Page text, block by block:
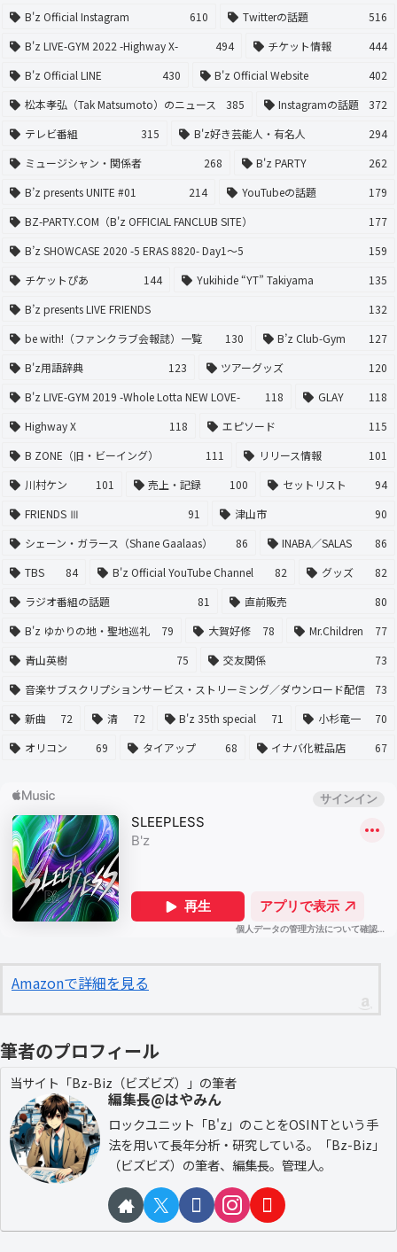
B'z Official Instagram
610 Twitterの話題
516
B'z LIVE-GYM 2022 -Highway X-
494 チケット情報
444
B'z Official LINE
430 B'z Official Website
402
松本孝弘（Tak Matsumoto）のニュース
385 Instagramの話題
372
テレビ番組
315 B'z好き芸能人・有名人
294
ミュージシャン・関係者
268 B'z PARTY
262
B’z presents UNITE #01
214 YouTubeの話題
179
BZ-PARTY.COM（B'z OFFICIAL FANCLUB SITE）
177
B’z SHOWCASE 2020 -5 ERAS 8820- Day1〜5
159
チケットぴあ
144 Yukihide “YT” Takiyama
135
B’z presents LIVE FRIENDS
132
be with!（ファンクラブ会報誌）一覧
130 B’z Club-Gym
127
B'z用語辞典
123 ツアーグッズ
120
B'z LIVE-GYM 2019 -Whole Lotta NEW LOVE-
118 GLAY
118
Highway X
118 エピソード
115
B ZONE（旧・ビーイング）
111 リリース情報
101
川村ケン
101 売上・記録 100 セットリスト
94
FRIENDS Ⅲ
91 津山市
90
シェーン・ガラース（Shane Gaalaas）
86 INABA／SALAS
86
TBS
84 B'z Official YouTube Channel 82 グッズ
82
ラジオ番組の話題
81 直前販売
80
B'z ゆかりの地・聖地巡礼
79 大賀好修 78 Mr.Children
77
青山英樹
75 交友関係
73
音楽サブスクリプションサービス・ストリーミング／ダウンロード配信
73
新曲
72 清 72 B'z 35th special 71 小杉竜一
70
オリコン
69 タイアップ 68 イナバ化粧品店 67
Amazonで詳細を見る
筆者のプロフィール
当サイト「Bz-Biz（ビズビズ）」の筆者
編集長@はやみん
ロックユニット「B'z」のことをOSINTという手
法を用いて長年分析・研究している。「Bz-Biz」
（ビズビズ）の筆者、編集長。管理人。